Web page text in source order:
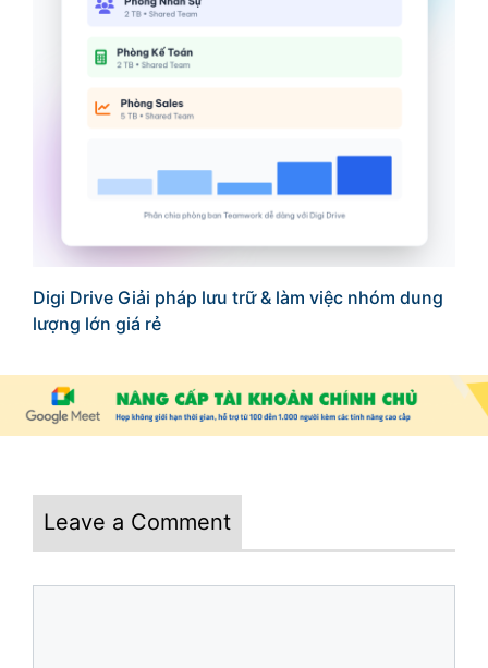
Digi Drive Giải pháp lưu trữ & làm việc nhóm dung
lượng lớn giá rẻ
Leave a Comment